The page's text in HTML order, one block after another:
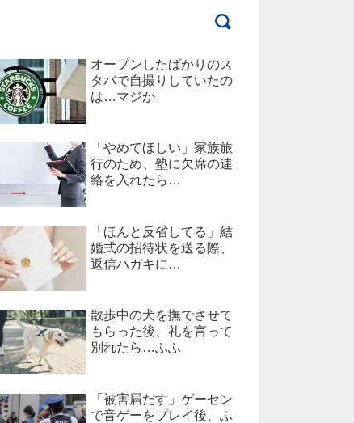
オープンしたばかりのス
タバで自撮りしていたの
は…マジか
「やめてほしい」家族旅
行のため、塾に欠席の連
絡を入れたら…
「ほんと反省してる」結
婚式の招待状を送る際、
返信ハガキに…
散歩中の犬を撫でさせて
もらった後、礼を言って
別れたら…ふふ
「被害届だす」ゲーセン
で音ゲーをプレイ後、ふ